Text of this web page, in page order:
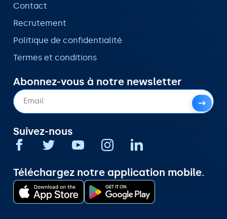
Contact
Recrutement
Politique de confidentialité
Termes et conditions
Abonnez-vous à notre newsletter
Suivez-nous
Téléchargez notre application mobile.